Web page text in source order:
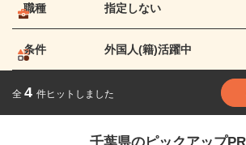
職種 指定しない
条件 外国人(籍)活躍中
全 4 件ヒットしました
千葉県のピックアップ